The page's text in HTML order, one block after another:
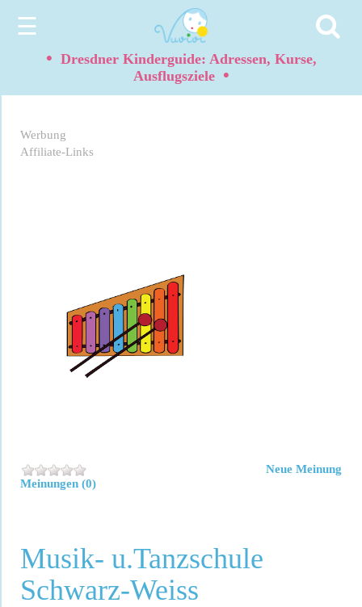
☰
• Dresdner Kinderguide: Adressen, Kurse,
Ausflugsziele •
Werbung
Affiliate-Links
Meinungen (0)
Neue Meinung
Musik- u.Tanzschule
Schwarz-Weiss